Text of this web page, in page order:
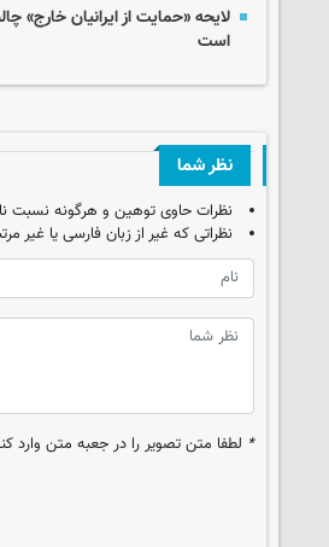
لایحه «حمایت از ایرانیان خارج»
است
نظر شما
نظرات حاوی توهین و هرگونه نسبت
نظراتی که غیر از زبان فارسی یا غیر
* لطفا متن تصویر را در جعبه متن وارد